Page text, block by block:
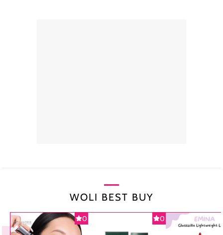
WOLI BEST BUY
0 0